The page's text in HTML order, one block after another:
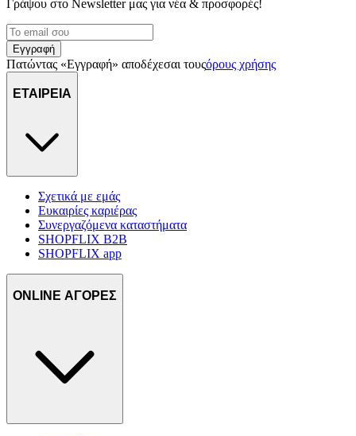
Γράψου στο Νewsletter μας για νέα & προσφορές!
Εγγραφή
Πατώντας «Εγγραφή» αποδέχεσαι τουςόρους χρήσης
ΕΤΑΙΡΕΙΑ
Σχετικά με εμάς
Ευκαιρίες καριέρας
Συνεργαζόμενα καταστήματα
SHOPFLIX B2B
SHOPFLIX app
ONLINE ΑΓΟΡΕΣ